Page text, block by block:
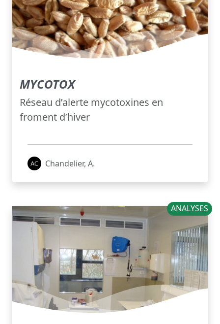
MYCOTOX
Réseau d’alerte mycotoxines en
froment d’hiver
Chandelier, A.
ANALYSES